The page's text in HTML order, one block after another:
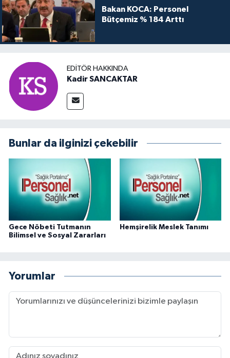
Bakan KOCA: Personel
Bütçemiz % 184 Arttı
EDITÖR HAKKINDA
Kadir SANCAKTAR
Bunlar da ilginizi çekebilir
Gece Nöbeti Tutmanın
Bilimsel ve Sosyal Zararları
Hemşirelik Meslek Tanımı
Yorumlar